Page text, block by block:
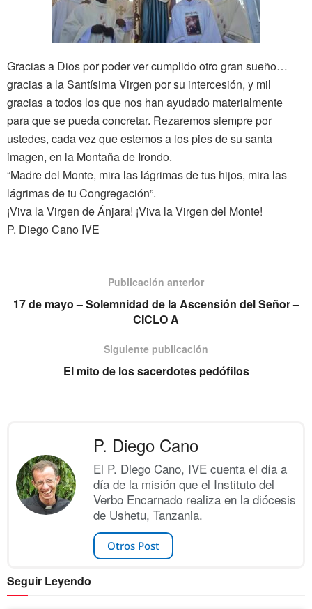
Gracias a Dios por poder ver cumplido otro gran sueño…
gracias a la Santísima Virgen por su intercesión, y mil
gracias a todos los que nos han ayudado materialmente
para que se pueda concretar. Rezaremos siempre por
ustedes, cada vez que estemos a los pies de su santa
imagen, en la Montaña de Irondo.
“Madre del Monte, mira las lágrimas de tus hijos, mira las
lágrimas de tu Congregación”.
¡Viva la Virgen de Ánjara! ¡Viva la Virgen del Monte!
P. Diego Cano IVE
Publicación anterior
17 de mayo – Solemnidad de la Ascensión del Señor –
CICLO A
Siguiente publicación
El mito de los sacerdotes pedófilos
P. Diego Cano
El P. Diego Cano, IVE cuenta el día a
día de la misión que el Instituto del
Verbo Encarnado realiza en la diócesis
de Ushetu, Tanzania.
Otros Post
Seguir Leyendo